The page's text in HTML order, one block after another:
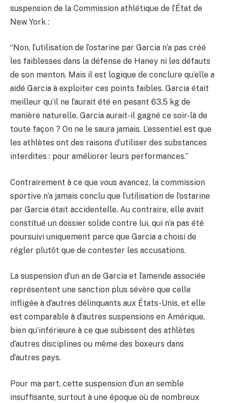
suspension de la Commission athlétique de l’État de
New York :
“Non, l’utilisation de l’ostarine par Garcia n’a pas créé
les faiblesses dans la défense de Haney ni les défauts
de son menton. Mais il est logique de conclure qu’elle a
aidé Garcia à exploiter ces points faibles. Garcia était
meilleur qu’il ne l’aurait été en pesant 63,5 kg de
manière naturelle. Garcia aurait-il gagné ce soir-là de
toute façon ? On ne le saura jamais. L’essentiel est que
les athlètes ont des raisons d’utiliser des substances
interdites : pour améliorer leurs performances.”
Contrairement à ce que vous avancez, la commission
sportive n’a jamais conclu que l’utilisation de l’ostarine
par Garcia était accidentelle. Au contraire, elle avait
constitué un dossier solide contre lui, qui n’a pas été
poursuivi uniquement parce que Garcia a choisi de
régler plutôt que de contester les accusations.
La suspension d’un an de Garcia et l’amende associée
représentent une sanction plus sévère que celle
infligée à d’autres délinquants aux États-Unis, et elle
est comparable à d’autres suspensions en Amérique,
bien qu’inférieure à ce que subissent des athlètes
d’autres disciplines ou même des boxeurs dans
d’autres pays.
Pour ma part, cette suspension d’un an semble
insuffisante, surtout à une époque où de nombreux